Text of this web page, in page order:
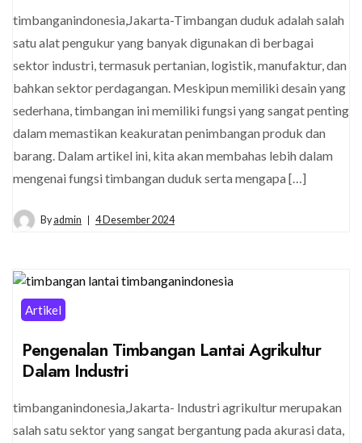
timbanganindonesia,Jakarta-Timbangan duduk adalah salah
satu alat pengukur yang banyak digunakan di berbagai
sektor industri, termasuk pertanian, logistik, manufaktur, dan
bahkan sektor perdagangan. Meskipun memiliki desain yang
sederhana, timbangan ini memiliki fungsi yang sangat penting
dalam memastikan keakuratan penimbangan produk dan
barang. Dalam artikel ini, kita akan membahas lebih dalam
mengenai fungsi timbangan duduk serta mengapa […]
By admin 4 Desember 2024
Artikel
Pengenalan Timbangan Lantai Agrikultur
Dalam Industri
timbanganindonesia,Jakarta- Industri agrikultur merupakan
salah satu sektor yang sangat bergantung pada akurasi data,